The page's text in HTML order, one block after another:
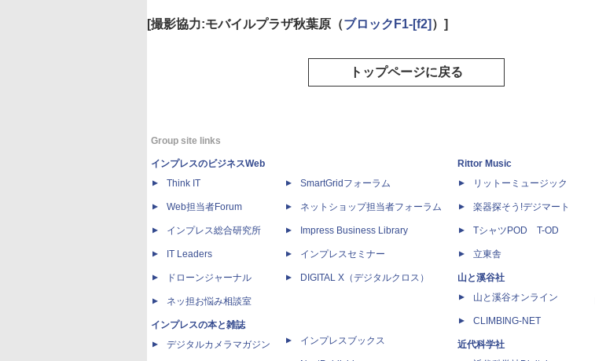
[撮影協力:モバイルプラザ秋葉原（ブロックF1-[f2] ）]
トップページに戻る
Group site links
インプレスのビジネスWeb
Think IT
Web担当者Forum
インプレス総合研究所
IT Leaders
ドローンジャーナル
ネッ担お悩み相談室
インプレスの本と雑誌
デジタルカメラマガジン
SmartGridフォーラム
ネットショップ担当者フォーラム
Impress Business Library
インプレスセミナー
DIGITAL X（デジタルクロス）
インプレスブックス
Rittor Music
リットーミュージック
楽器探そう!デジマート
TシャツPOD T-OD
立東舎
山と溪谷社
山と溪谷オンライン
CLIMBING-NET
近代科学社